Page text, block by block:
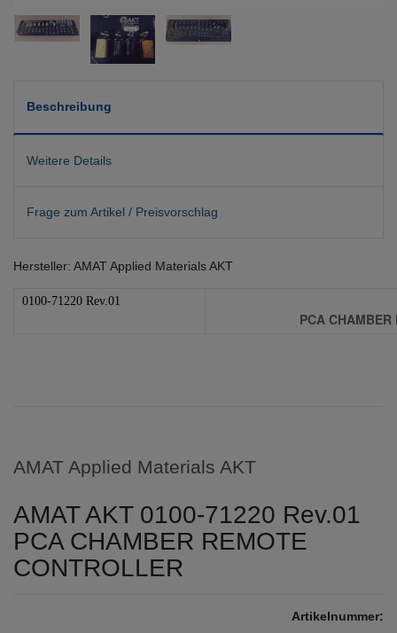
Beschreibung
Weitere Details
Frage zum Artikel / Preisvorschlag
Hersteller: AMAT Applied Materials AKT
0100-71220 Rev.01
PCA
AMAT Applied Materials AKT
AMAT AKT 0100-71220 Rev.01
PCA CHAMBER REMOTE
CONTROLLER
Artikelnummer: